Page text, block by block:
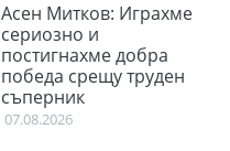
Асен Митков: Играхме
сериозно и
постигнахме добра
победа срещу труден
съперник
07.08.2026